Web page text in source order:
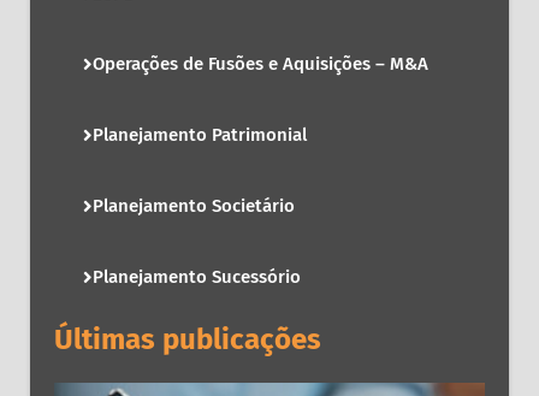
Operações de Fusões e Aquisições – M&A
Planejamento Patrimonial
Planejamento Societário
Planejamento Sucessório
Últimas publicações